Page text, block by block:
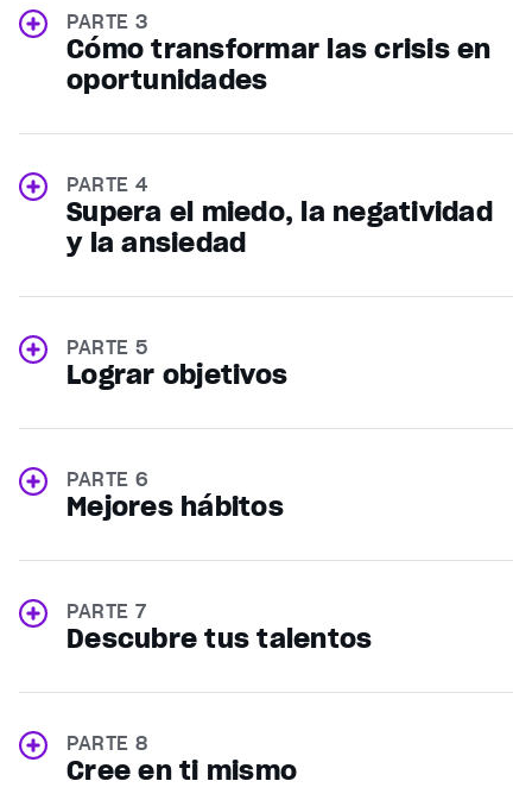
PARTE 3
Cómo transformar las crisis en
oportunidades
PARTE 4
Supera el miedo, la negatividad
y la ansiedad
PARTE 5
Lograr objetivos
PARTE 6
Mejores hábitos
PARTE 7
Descubre tus talentos
PARTE 8
Cree en ti mismo